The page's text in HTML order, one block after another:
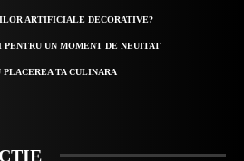
ARTIFICIALE DECORATIVE?
UN MOMENT DE NEUITAT
PLACEREA TA CULINARA